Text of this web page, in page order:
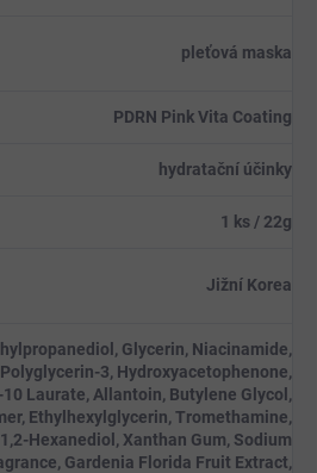
pleťová maska
PDRN Pink Vita Coating
hydratační účinky
1 ks / 22g
Jižní Korea
Glycerin, Niacinamide,
3, Hydroxyacetophenone,
Laurate, Allantoin, Butylene Glycol,
Ethylhexylglycerin, Tromethamine,
Hexanediol, Xanthan Gum, Sodium
Gardenia Florida Fruit Extract,